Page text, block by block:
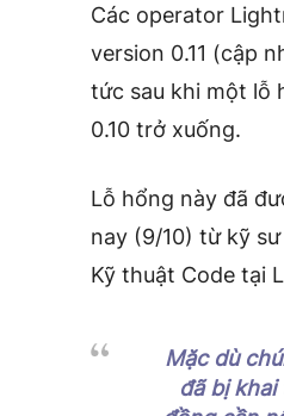
Các operator
version 0.11 (cập
tức sau khi một lỗ
0.10 trở xuống.
Lỗ hổng này đã
nay (9/10) từ kỹ
Kỹ thuật Code tại
Mặc dù
đã bị